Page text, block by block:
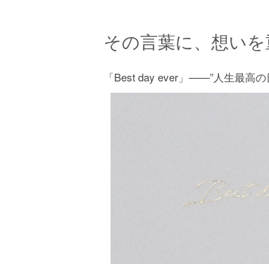
その言葉に、想いを
「Best day ever」——”人生最高